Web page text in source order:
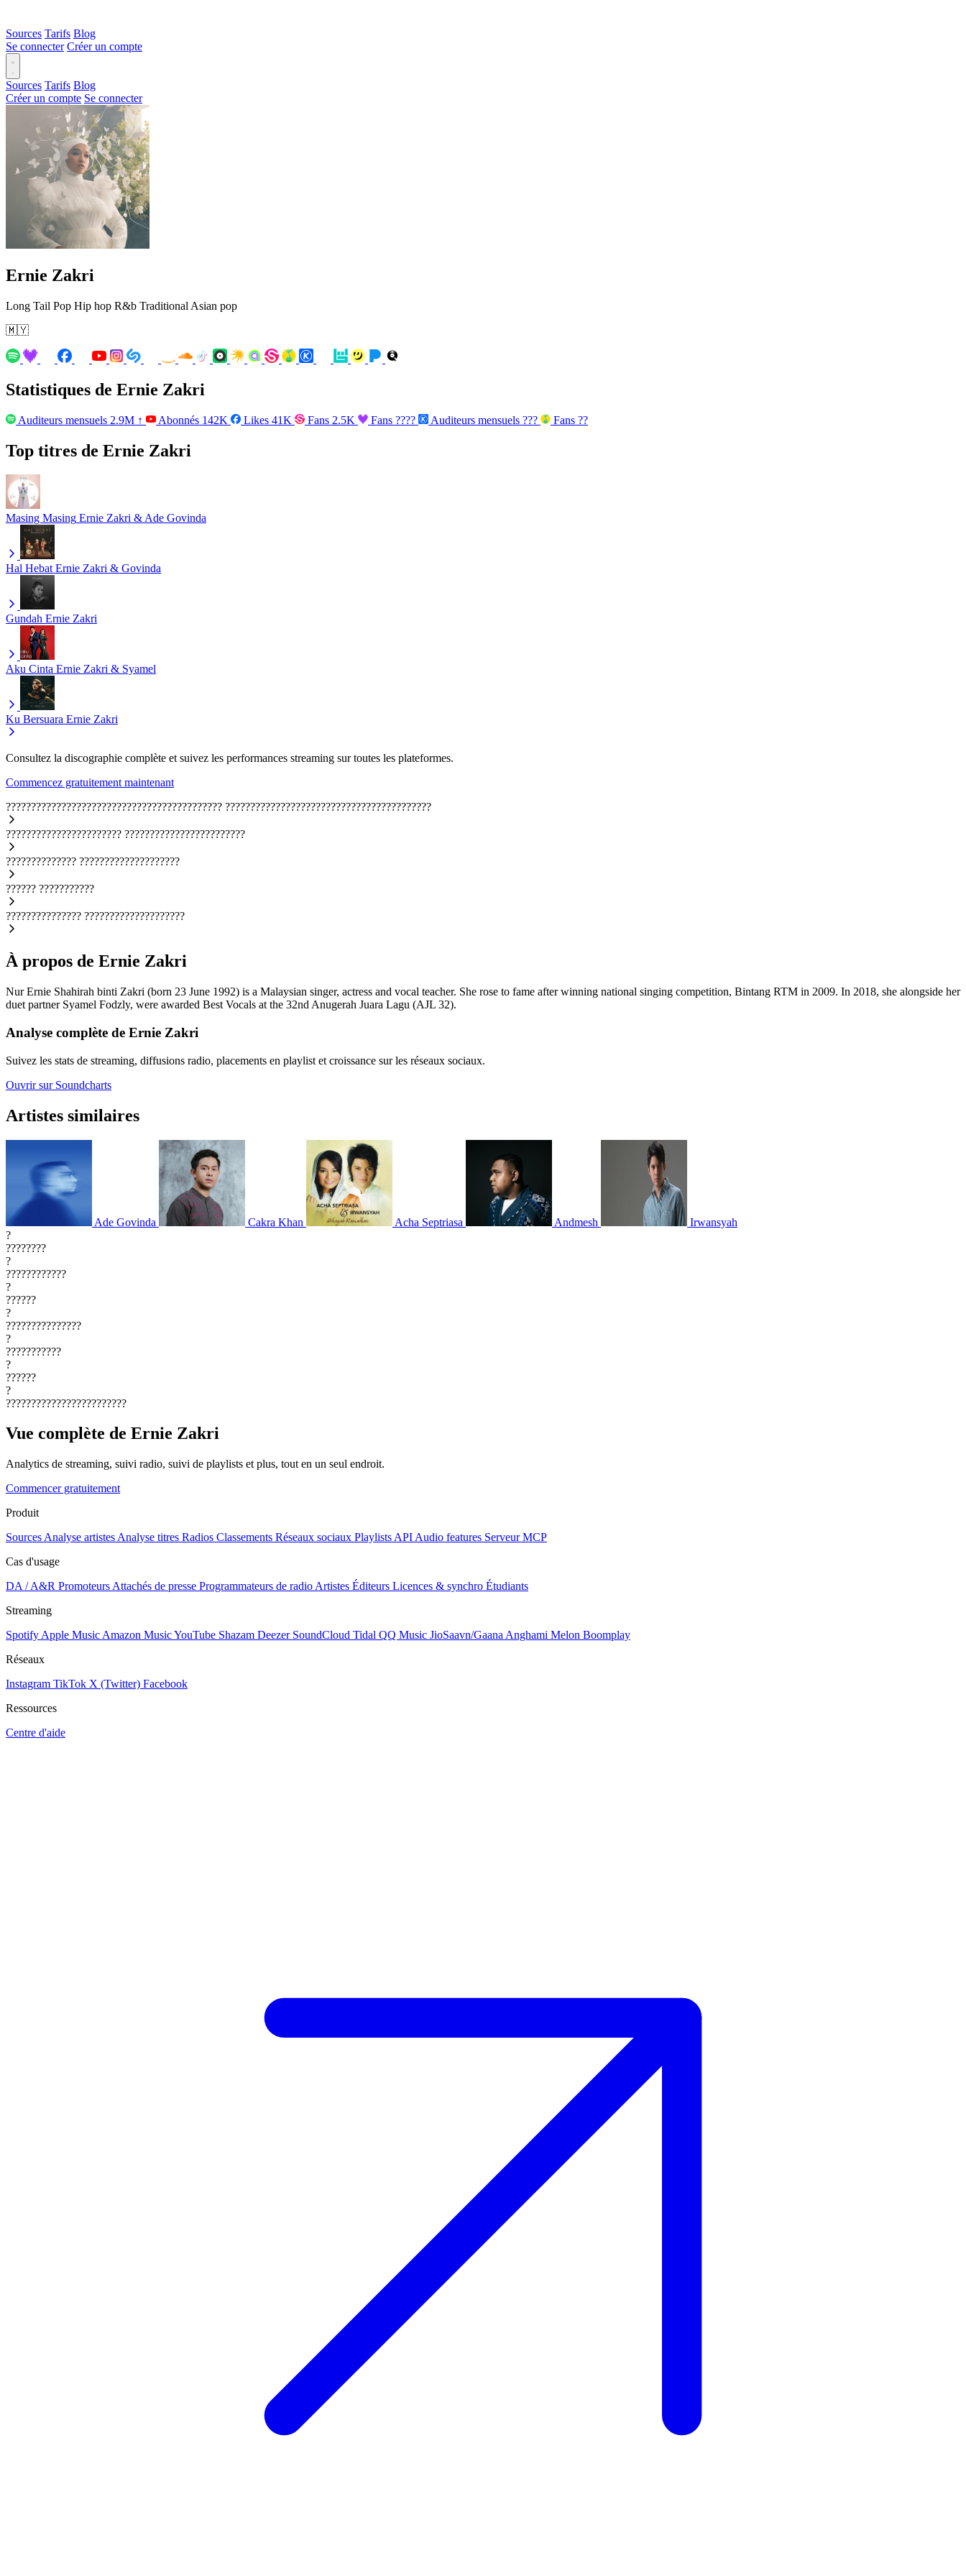
Sources Tarifs Blog
Se connecter Créer un compte
Sources Tarifs Blog
Créer un compte Se connecter
Ernie Zakri
Long Tail Pop Hip hop R&b Traditional Asian pop
🇲🇾
Statistiques de Ernie Zakri
Auditeurs mensuels 2.9M ↑ Abonnés 142K Likes 41K Fans 2.5K Fans ???? Auditeurs mensuels ??? Fans ??
Top titres de Ernie Zakri
Masing Masing Ernie Zakri & Ade Govinda
Hal Hebat Ernie Zakri & Govinda
Gundah Ernie Zakri
Aku Cinta Ernie Zakri & Syamel
Ku Bersuara Ernie Zakri
Consultez la discographie complète et suivez les performances streaming sur toutes les plateformes.
Commencez gratuitement maintenant
??????????????????????????????????????????? ?????????????????????????????????????????
??????????????????????? ????????????????????????
?????????????? ????????????????????
?????? ???????????
??????????????? ????????????????????
À propos de Ernie Zakri
Nur Ernie Shahirah binti Zakri (born 23 June 1992) is a Malaysian singer, actress and vocal teacher. She rose to fame after winning national singing competition, Bintang RTM in 2009. In 2018, she alongside her
duet partner Syamel Fodzly, were awarded Best Vocals at the 32nd Anugerah Juara Lagu (AJL 32).
Analyse complète de Ernie Zakri
Suivez les stats de streaming, diffusions radio, placements en playlist et croissance sur les réseaux sociaux.
Ouvrir sur Soundcharts
Artistes similaires
Ade Govinda Cakra Khan Acha Septriasa Andmesh
Irwansyah
?
????????
?
????????????
?
??????
?
???????????????
?
???????????
?
??????
?
????????????????????????
Vue complète de Ernie Zakri
Analytics de streaming, suivi radio, suivi de playlists et plus, tout en un seul endroit.
Commencer gratuitement
Produit
Sources Analyse artistes Analyse titres Radios Classements Réseaux sociaux Playlists API Audio features Serveur MCP
Cas d'usage
DA / A&R Promoteurs Attachés de presse Programmateurs de radio Artistes Éditeurs Licences & synchro Étudiants
Streaming
Spotify Apple Music Amazon MusicYouTube Shazam Deezer SoundCloud Tidal QQ Music JioSaavn/Gaana Anghami Melon Boomplay
Réseaux
Instagram TikTok X (Twitter) Facebook
Ressources
Centre d'aide